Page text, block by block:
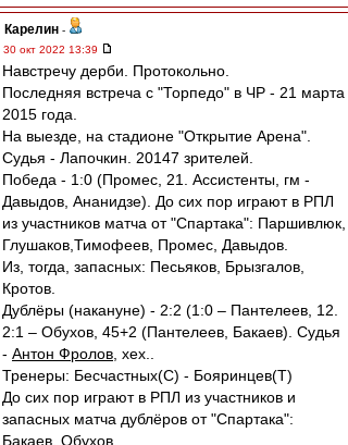
Карелин -
30 окт 2022 13:39
Навстречу дерби. Протокольно.
Последняя встреча с "Торпедо" в ЧР - 21 марта
2015 года.
На выезде, на стадионе "Открытие Арена".
Судья - Лапочкин. 20147 зрителей.
Победа - 1:0 (Промес, 21. Ассистенты, гм -
Давыдов, Ананидзе). До сих пор играют в РПЛ
из участников матча от "Спартака": Паршивлюк,
Глушаков,Тимофеев, Промес, Давыдов.
Из, тогда, запасных: Песьяков, Брызгалов,
Кротов.
Дублёры (накануне) - 2:2 (1:0 – Пантелеев, 12.
2:1 – Обухов, 45+2 (Пантелеев, Бакаев). Судья
- Антон Фролов , хех..
Тренеры: Бесчастных(С) - Бояринцев(Т)
До сих пор играют в РПЛ из участников и
запасных матча дублёров от "Спартака":
Бакаев, Обухов.